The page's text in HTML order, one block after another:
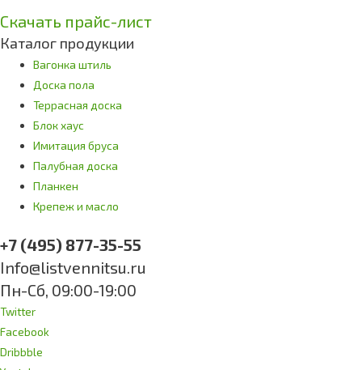
Скачать прайс-лист
Каталог продукции
Вагонка штиль
Доска пола
Террасная доска
Блок хаус
Имитация бруса
Палубная доска
Планкен
Крепеж и масло
+7 (495) 877-35-55
Info@listvennitsu.ru
Пн-Сб, 09:00-19:00
Twitter
Facebook
Dribbble